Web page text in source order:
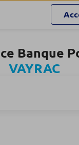
Banque
VAYRAC